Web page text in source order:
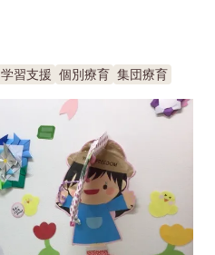
学習支援 個別療育 集団療育